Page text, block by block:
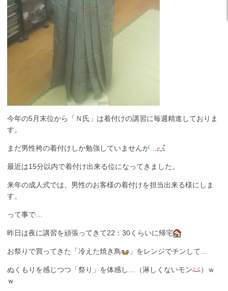
今年の5月末位から「Ｎ氏」は着付けの講習に毎週精進しておりま
す。
まだ男性袴の着付けしか勉強していませんが…
最近は15分以内で着付け出来る位になってきました。
来年の成人式では、男性のお客様の着付けを担当出来る様にしま
す。
って事で…
昨日は夜に講習を頑張ってきて22：30くらいに帰宅
お祭りで買ってきた「冷えた焼き鳥 」をレンジでチンして…
ぬくもりを感じつつ「祭り」を体感し…（淋しくないモン
）ｗ
ｗ